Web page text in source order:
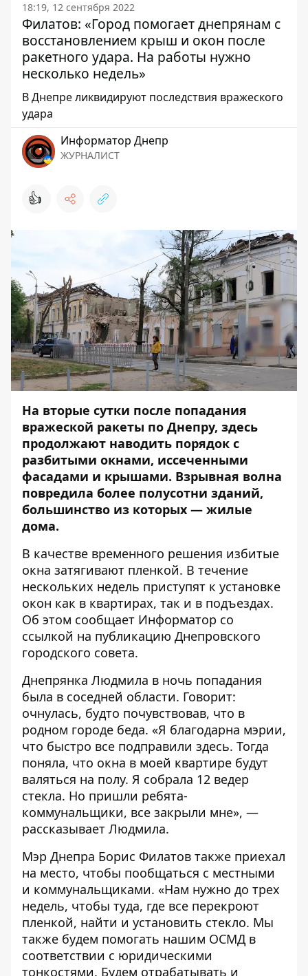
18:19, 12 сентября 2022
Филатов: «Город помогает днепрянам с
восстановлением крыш и окон после
ракетного удара. На работы нужно
несколько недель»
В Днепре ликвидируют последствия вражеского
удара
Информатор Днепр
ЖУРНАЛИСТ
👍
На вторые сутки после попадания
вражеской ракеты по Днепру, здесь
продолжают наводить порядок с
разбитыми окнами, иссеченными
фасадами и крышами. Взрывная волна
повредила более полусотни зданий,
большинство из которых — жилые
дома.
В качестве временного решения избитые
окна затягивают пленкой. В течение
нескольких недель приступят к установке
окон как в квартирах, так и в подъездах.
Об этом сообщает Информатор со
ссылкой на публикацию Днепровского
городского совета.
Днепрянка Людмила в ночь попадания
была в соседней области. Говорит:
очнулась, будто почувствовав, что в
родном городе беда. «Я благодарна мэрии,
что быстро все подправили здесь. Тогда
поняла, что окна в моей квартире будут
валяться на полу. Я собрала 12 ведер
стекла. Но пришли ребята-
коммунальщики, все закрыли мне», —
рассказывает Людмила.
Мэр Днепра Борис Филатов также приехал
на место, чтобы пообщаться с местными
и коммунальщиками. «Нам нужно до трех
недель, чтобы туда, где все перекроют
пленкой, найти и установить стекло. Мы
также будем помогать нашим ОСМД в
соответствии с юридическими
тонкостями. Будем отрабатывать и